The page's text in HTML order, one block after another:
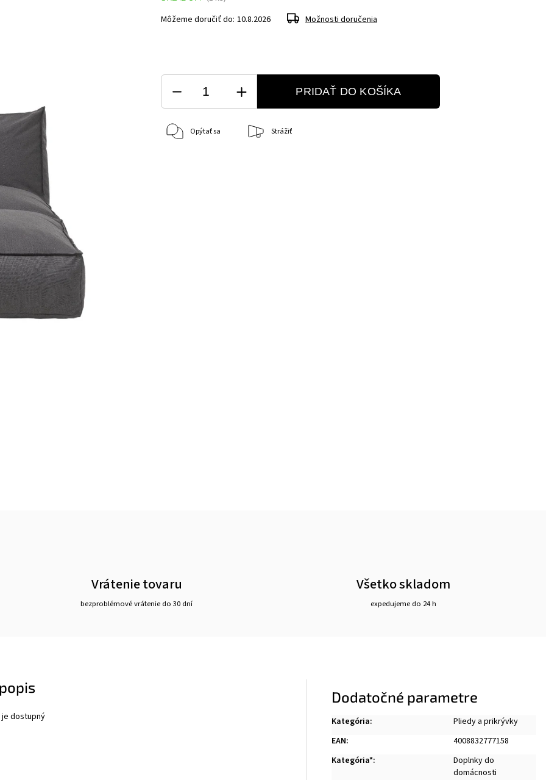
Môžeme doručiť do: 10.8.2026 Možnosti doručenia
PRIDAŤ DO KOŠÍKA
Opýtať sa Strážiť
Vrátenie tovaru
bezproblémové vrátenie do 30 dní
Všetko skladom
expedujeme do 24 h
dostupný
Dodatočné parametre
Kategória:
Pliedy a prikrývky
EAN:
4008832777158
Kategória*:
Doplnky do
domácnosti